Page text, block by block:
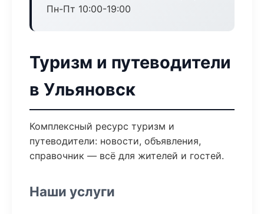
Пн-Пт 10:00-19:00
Туризм и путеводители
в Ульяновск
Комплексный ресурс туризм и
путеводители: новости, объявления,
справочник — всё для жителей и гостей.
Наши услуги